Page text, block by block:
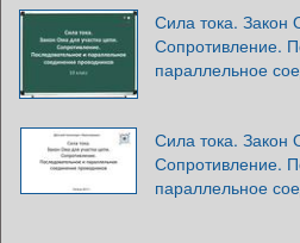
Сила тока. Закон
Сопротивление.
параллельное
Сила тока. Закон
Сопротивление.
параллельное